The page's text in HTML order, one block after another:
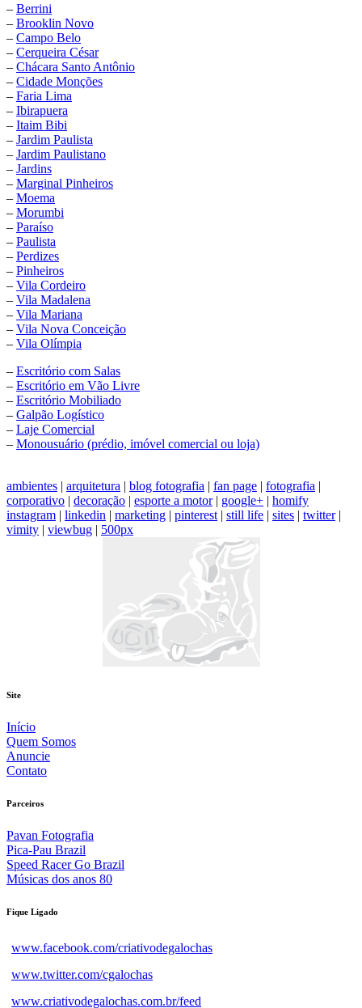
– Berrini
– Brooklin Novo
– Campo Belo
– Cerqueira César
– Chácara Santo Antônio
– Cidade Monções
– Faria Lima
– Ibirapuera
– Itaim Bibi
– Jardim Paulista
– Jardim Paulistano
– Jardins
– Marginal Pinheiros
– Moema
– Morumbi
– Paraíso
– Paulista
– Perdizes
– Pinheiros
– Vila Cordeiro
– Vila Madalena
– Vila Mariana
– Vila Nova Conceição
– Vila Olímpia
– Escritório com Salas
– Escritório em Vão Livre
– Escritório Mobiliado
– Galpão Logístico
– Laje Comercial
– Monousuário (prédio, imóvel comercial ou loja)
ambientes | arquitetura | blog fotografia | fan page | fotografia |
corporativo | decoração | esporte a motor| google+ | homify
instagram | linkedin | marketing | pinterest | still life | sites | twitter|
vimity | viewbug | 500px
Site
Início
Quem Somos
Anuncie
Contato
Parceiros
Pavan Fotografia
Pica-Pau Brazil
Speed Racer Go Brazil
Músicas dos anos 80
Fique Ligado
www.facebook.com/criativodegalochas
www.twitter.com/cgalochas
www.criativodegalochas.com.br/feed